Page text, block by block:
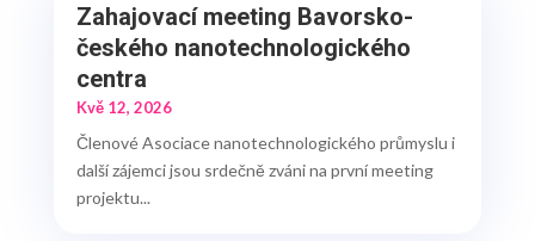
Zahajovací meeting Bavorsko-
českého nanotechnologického
centra
Kvě 12, 2026
Členové Asociace nanotechnologického průmyslu i
další zájemci jsou srdečně zváni na první meeting
projektu...